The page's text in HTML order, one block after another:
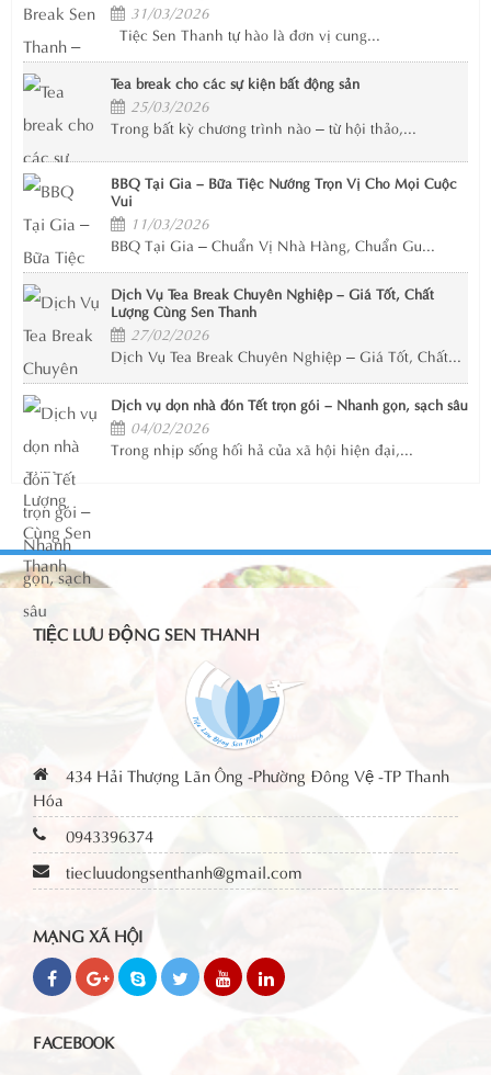
31/03/2026
Tiệc Sen Thanh tự hào là đơn vị cung...
Tea break cho các sự kiện bất động sản
25/03/2026
Trong bất kỳ chương trình nào – từ hội thảo,...
BBQ Tại Gia – Bữa Tiệc Nướng Trọn Vị Cho Mọi Cuộc
Vui
11/03/2026
BBQ Tại Gia – Chuẩn Vị Nhà Hàng, Chuẩn Gu...
Dịch Vụ Tea Break Chuyên Nghiệp – Giá Tốt, Chất
Lượng Cùng Sen Thanh
27/02/2026
Dịch Vụ Tea Break Chuyên Nghiệp – Giá Tốt, Chất...
Dịch vụ dọn nhà đón Tết trọn gói – Nhanh gọn, sạch sâu
04/02/2026
Trong nhịp sống hối hả của xã hội hiện đại,...
TIỆC LƯU ĐỘNG SEN THANH
434 Hải Thượng Lãn Ông -Phường Đông Vệ -TP Thanh
Hóa
0943396374
tiecluudongsenthanh@gmail.com
MẠNG XÃ HỘI
FACEBOOK